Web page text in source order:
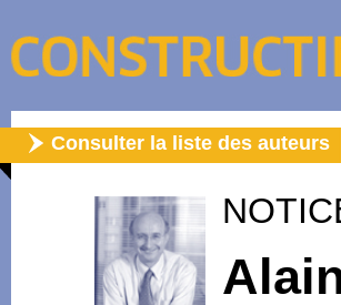
Consulter la liste des auteurs